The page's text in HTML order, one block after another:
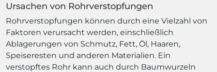
Ursachen von Rohrverstopfungen
Rohrverstopfungen können durch eine Vielzahl von
Faktoren verursacht werden, einschließlich
Ablagerungen von Schmutz, Fett, Öl, Haaren,
Speiseresten und anderen Materialien. Ein
verstopftes Rohr kann auch durch Baumwurzeln